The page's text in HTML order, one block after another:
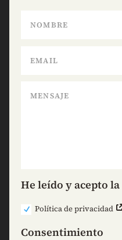
He leído y acepto la
Política de privacidad
Consentimiento